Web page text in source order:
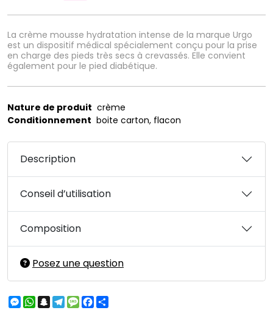
La crème mousse hydratation intense de la marque Urgo
est un dispositif médical spécialement conçu pour la prise
en charge des pieds très secs à crevassés. Elle convient
également pour le pied diabétique.
Nature de produit crème
Conditionnement boite carton, flacon
Description
Conseil d’utilisation
Composition
Posez une question
Messenger
WhatsApp
Snapchat
Telegram
MessageFacebook